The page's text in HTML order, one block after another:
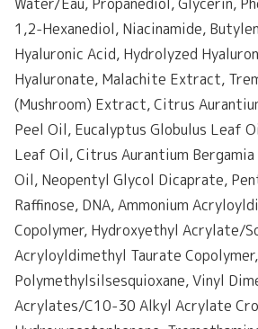
1,2-Hexanediol, Niacinamide,
Hyaluronic Acid, Hydrolyzed
Hyaluronate, Malachite Extract,
(Mushroom) Extract, Citrus
Peel Oil, Eucalyptus Globulus Leaf
Leaf Oil, Citrus Aurantium
Oil, Neopentyl Glycol Dicaprate,
Raffinose, DNA, Ammonium
Copolymer, Hydroxyethyl Acrylate/
Acryloyldimethyl Taurate Copolymer,
Polymethylsilsesquioxane, Vinyl
Acrylates/C10-30 Alkyl Acrylate